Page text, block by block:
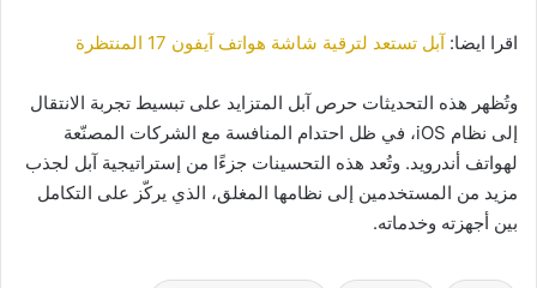
اقرا ايضا: آبل تستعد لترقية شاشة هواتف آيفون 17 المنتظرة
وتُظهر هذه التحديثات حرص آبل المتزايد على تبسيط تجربة الانتقال
إلى نظام iOS، في ظل احتدام المنافسة مع الشركات المصنّعة
لهواتف أندرويد. وتُعد هذه التحسينات جزءًا من إستراتيجية آبل لجذب
مزيد من المستخدمين إلى نظامها المغلق، الذي يركّز على التكامل
بين أجهزته وخدماته.